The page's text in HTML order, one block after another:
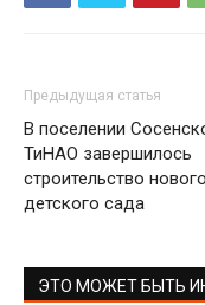
Предыдущая статья
В поселении
ТиНАО завершилось
строительство нового
детского сада
ЭТО МОЖЕТ БЫТЬ